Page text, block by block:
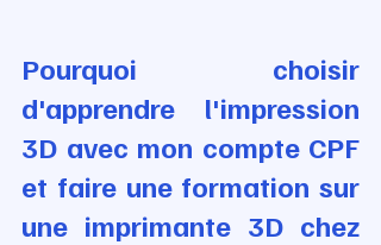
Pourquoi choisir
d'apprendre l'impression
3D avec mon compte CPF
et faire une formation sur
une imprimante 3D chez